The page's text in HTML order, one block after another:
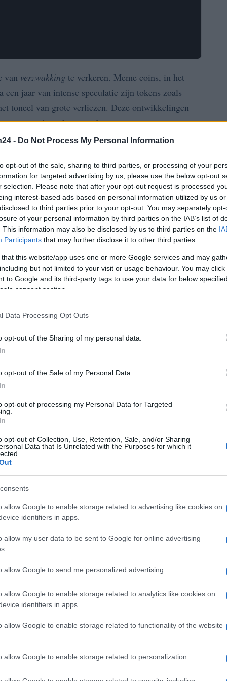
- Do Not Process My Personal Information
opt-out of the sale, sharing to third parties, or processing of your
for targeted advertising by us, please use the below opt-out
selection. Please note that after your opt-out request is processed
interest-based ads based on personal information utilized by us
to third parties prior to your opt-out. You may separately
of your personal information by third parties on the IAB’s list of
This information may also be disclosed by us to third parties on the
Participants that may further disclose it to other third parties.
that this website/app uses one or more Google services and may
but not limited to your visit or usage behaviour. You may
to Google and its third-party tags to use your data for below
consent section.
Data Processing Opt Outs
opt-out of the Sharing of my personal data.
opt-out of the Sale of my Personal Data.
opt-out of processing my Personal Data for Targeted
opt-out of Collection, Use, Retention, Sale, and/or Sharing
Data that Is Unrelated with the Purposes for which it
allow Google to enable storage related to advertising like cookies on
identifiers in apps.
allow my user data to be sent to Google for online advertising
allow Google to send me personalized advertising.
allow Google to enable storage related to analytics like cookies on
identifiers in apps.
allow Google to enable storage related to functionality of the website
allow Google to enable storage related to personalization.
van verzwakking te verkeren. Meme coins, in het
jaar van intense speculatie zijn tokens zoals
toneel van grote verliezen. Deze ontwikkelingen
zonder echte waarde.
met als doel te profiteren van de populariteit
toont aan dat de hype niet heeft geleid tot blijvende
achter deze dalingen en de bredere implicaties
Coin en Trump Coin
begon met een indrukwekkende waarde van
gedaald naar slechts $0,0987, wat neerkomt
is eveneens ingestort van $8,5 miljard
en weerspiegelen een grotere trend in de
dat meer dan 70% van de totale aanvoer van
met nog eens 10% dat op het platform
tokens heeft geleid tot
investeerders massaal verkochten.
Aanvankelijk gewaardeerd op $75,35, is de
van ongeveer 90% betekent. De marktkapitalisatie
miljard. Het gebrek aan echte toepassingen en de
tot aanzienlijke verliezen voor de meerderheid van